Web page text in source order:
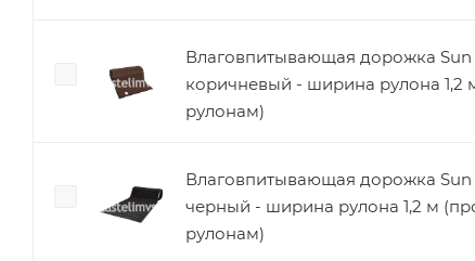
Влаговпитывающая дорожка
коричневый - ширина рулона 1,2
рулонам)
Влаговпитывающая дорожка
черный - ширина рулона 1,2 м
рулонам)